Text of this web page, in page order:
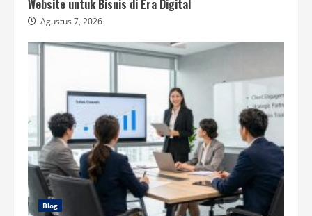
Website untuk Bisnis di Era Digital
Agustus 7, 2026
Blog